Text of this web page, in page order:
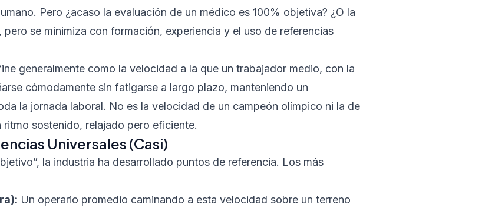
Pero ¿acaso la evaluación de un médico es 100% objetiva? ¿O la
se minimiza con formación, experiencia y el uso de referencias
generalmente como la velocidad a la que un trabajador medio, con la
cómodamente sin fatigarse a largo plazo, manteniendo un
la jornada laboral. No es la velocidad de un campeón olímpico ni la de
ritmo sostenido, relajado pero eficiente.
Universales (Casi)
la industria ha desarrollado puntos de referencia. Los más
Un operario promedio caminando a esta velocidad sobre un terreno